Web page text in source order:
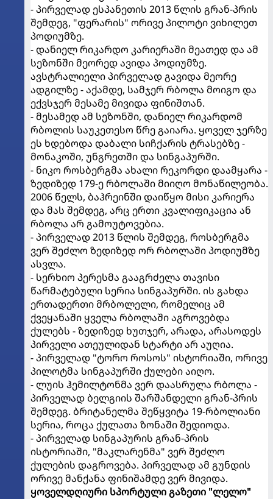
- პირველად ესპანეთის 2013 წლის გრან-პრის
შემდეგ, "ფერარის" ორივე პილოტი ვიხილეთ
პოდიუმზე.
- დანიელ რიკარდო კარიერაში მეათედ და ამ
სეზონში მეორედ ავიდა პოდიუმზე.
ავსტრალიელი პირველად გავიდა მეორე
ადგილზე - აქამდე, სამჯერ რბოლა მოიგო და
ექვსჯერ მესამე მივიდა ფინიშთან.
- მესამედ ამ სეზონში, დანიელ რიკარდომ
რბოლის საუკეთესო წრე გაიარა. ყოველ ჯერზე
ეს ხდებოდა დაბალი სიჩქარის ტრასებზე -
მონაკოში, უნგრეთში და სინგაპურში.
- ნიკო როსბერგმა ახალი რეკორდი დაამყარა -
ზედიზედ 179-ე რბოლაში მიიღო მონაწილეობა.
2006 წელს, ბაჰრეინში დაიწყო მისი კარიერა
და მას შემდეგ, არც ერთი კვალიფიკაცია ან
რბოლა არ გამოუტოვებია.
- პირველად 2013 წლის შემდეგ, როსბერგმა
ვერ შეძლო ზედიზედ ორ რბოლაში პოდიუმზე
ასვლა.
- სერხიო პერესმა გააგრძელა თავისი
წარმატებული სერია სინგაპურში. ის გახდა
ერთადერთი მრბოლელი, რომელიც ამ
ქვეყანაში ყველა რბოლაში აგროვებდა
ქულებს - ზედიზედ ხუთჯერ, არადა, არასოდეს
პირველი ათეულიდან სტარტი არ აუღია.
- პირველად "ტორო როსოს" ისტორიაში, ორივე
პილოტმა სინგაპურში ქულები აიღო.
- ლუის ჰემილტონმა ვერ დაასრულა რბოლა -
პირველად ბელგიის შარშანდელი გრან-პრის
შემდეგ. ბრიტანელმა შეწყვიტა 19-რბოლიანი
სერია, როცა ქულათა ზონაში შედიოდა.
- პირველად სინგაპურის გრან-პრის
ისტორიაში, "მაკლარენმა" ვერ შეძლო
ქულების დაგროვება. პირველად ამ გუნდის
ორივე მანქანა ფინიშამდე ვერ მივიდა.
ყოველდღიური სპორტული გაზეთი "ლელო"